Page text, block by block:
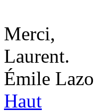
Merci,
Laurent.
Émile
Haut